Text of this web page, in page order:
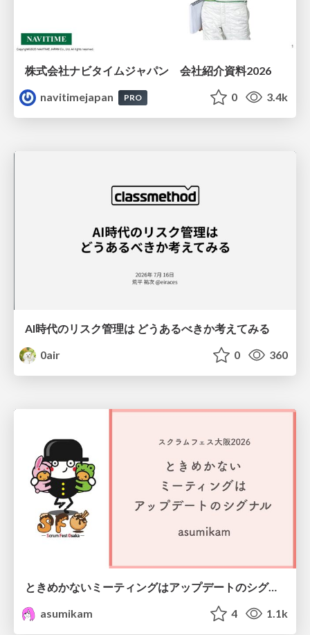
株式会社ナビタイムジャパン 会社紹介資料2026
navitimejapan
PRO 0 3.4k
AI時代のリスク管理は どうあるべきか考えてみる
0air
0 360
ときめかないミーティングはアップデートのシグナル #scrumosaka
asumikam
4 1.1k